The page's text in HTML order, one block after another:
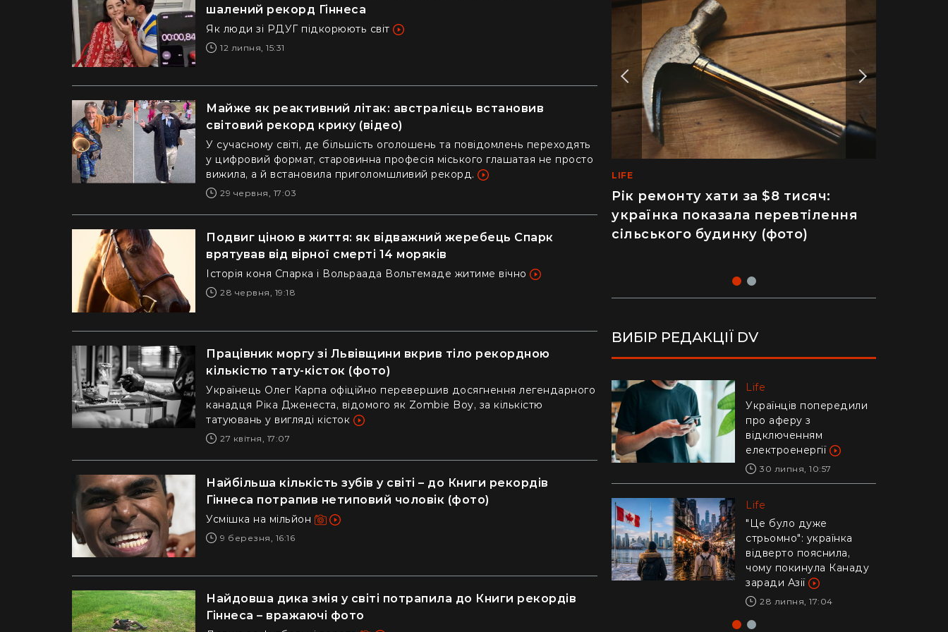
шалений рекорд Гіннеса
Як люди зі РДУГ підкорюють світ
12 липня, 15:31
Майже як реактивний літак: австралієць встановив
світовий рекорд крику (відео)
У сучасному світі, де більшість оголошень та повідомлень переходять
у цифровий формат, старовинна професія міського глашатая не просто
вижила, а й встановила приголомшливий рекорд.
29 червня, 17:03
Подвиг ціною в життя: як відважний жеребець Спарк
врятував від вірної смерті 14 моряків
Історія коня Спарка і Вольраада Вольтемаде житиме вічно
28 червня, 19:18
Працівник моргу зі Львівщини вкрив тіло рекордною
кількістю тату-кісток (фото)
Українець Олег Карпа офіційно перевершив досягнення легендарного
канадця Ріка Дженеста, відомого як Zombie Boy, за кількістю
татуювань у вигляді кісток
27 квітня, 17:07
Найбільша кількість зубів у світі – до Книги рекордів
Гіннеса потрапив нетиповий чоловік (фото)
Усмішка на мільйон
9 березня, 16:16
Найдовша дика змія у світі потрапила до Книги рекордів
Гіннеса – вражаючі фото
LIFE
Рік ремонту хати за $8 тисяч:
українка показала перевтілення
сільського будинку (фото)
MEDINFO
Майже 2 тисячі отруєнь через
салат – як відвідування
популярного ресторану призвело
ВИБІР РЕДАКЦІЇ DV
Life
Українців попередили
про аферу з
відключенням
електроенергії
30 липня, 10:57
Life
"Це було дуже
стрьомно": українка
відверто пояснила,
чому покинула Канаду
заради Азії
28 липня, 17:04
Life
Ледь втримали на
руках: у Дніпрі рибалки
витягли з річки
гігантського коропа
(відео)
28 липня, 17:47
Life
Драматичне відео із
Каліфорнії: 16-річний
ризикнув життям
заради дитини –
реакція Трампа